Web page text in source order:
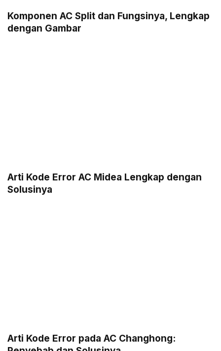
Komponen AC Split dan Fungsinya, Lengkap
dengan Gambar
Arti Kode Error AC Midea Lengkap dengan
Solusinya
Arti Kode Error pada AC Changhong: